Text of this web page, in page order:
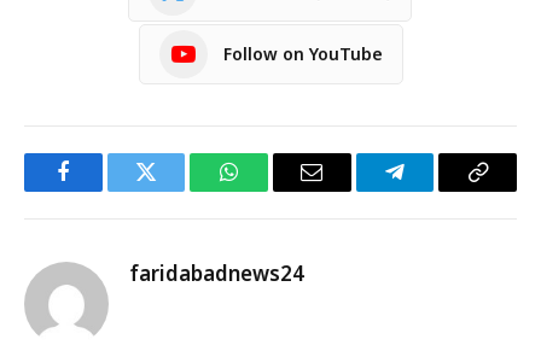
Follow on YouTube
FacebookTwitter WhatsAppEmail TelegramCopy
faridabadnews24